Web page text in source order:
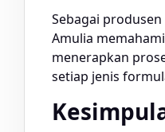
Sebagai
Amulia
menerapkan
setiap jenis